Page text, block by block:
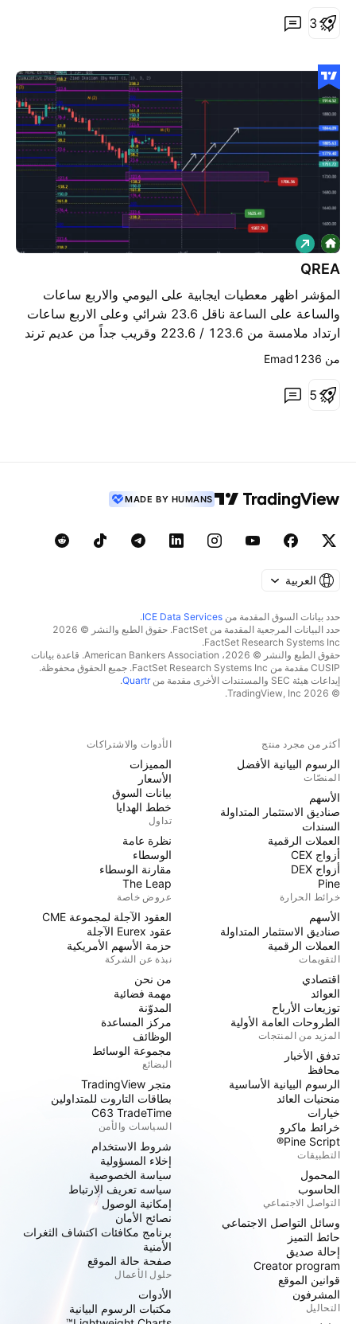
بأول ان شاء الله في حال ظهور معطيات جديدة تغير النظرة
الحالية
3
QREA
المؤشر اظهر معطيات ايجابية على اليومي والاربع ساعات
والساعة على الساعة ناقل 23.6 شرائي وعلى الاربع ساعات
ارتداد ملامسة من 123.6 / 223.6 وقريب جداً من عديم ترند
وعلى الفريم اليومي المعطى وحدة زمنية سابقة مرتكزة على
نتوقع اتجاه صاعد بعيد الامد والاهداف الموضحة على الشارت
التراكمية
ش
ر
ا
من ‎Emad1236‎
5
MADE BY HUMANS
العربية
حدد بيانات السوق المقدمة من ICE Data Services
.
حدد البيانات المرجعية المقدمة من FactSet. حقوق الطبع والنشر © 2026
FactSet Research Systems Inc.
حقوق الطبع والنشر © 2026، American Bankers Association. قاعدة بيانات
CUSIP مقدمة من FactSet Research Systems Inc. جميع الحقوق محفوظة.
إيداعات هيئة SEC والمستندات الأخرى مقدمة من
Quartr
.
© 2026 TradingView, Inc.
أكثر من مجرد منتج
الرسوم البيانية الأفضل
المنصّات
الأسهم
صناديق الاستثمار المتداولة
السندات
العملات الرقمية
أزواج CEX
أزواج DEX
Pine
خرائط الحرارة
الأسهم
صناديق الاستثمار المتداولة
العملات الرقمية
التقويمات
اقتصادي
العوائد
توزيعات الأرباح
الطروحات العامة الأولية
المزيد من المنتجات
تدفق الأخبار
محافظ
الرسوم البيانية الأساسية
منحنيات العائد
خيارات
خرائط ماكرو
Pine Script®
التطبيقات
المحمول
الحاسوب
التواصل الاجتماعي
وسائل التواصل الاجتماعي
حائط التميز
إحالة صديق
Creator program
قوانين الموقع
المشرفون
التحاليل
الأدوات والاشتراكات
المميزات
الأسعار
بيانات السوق
خطط الهدايا
تداول
نظرة عامة
الوسطاء
مقارنة الوسطاء
The Leap
عروض خاصة
العقود الآجلة لمجموعة CME
عقود Eurex الآجلة
حزمة الأسهم الأمريكية
نبذة عن الشركة
من نحن
مهمة فضائية
المدوّنة
مركز المساعدة
الوظائف
مجموعة الوسائط
البضائع
متجر TradingView
بطاقات التاروت للمتداولين
C63 TradeTime
السياسات والأمن
شروط الاستخدام
إخلاء المسؤولية
سياسة الخصوصية
سياسه تعريف الارتباط
إمكانية الوصول
نصائح الأمان
برنامج مكافئات اكتشاف الثغرات
الأمنية
صفحة حالة الموقع
حلول الأعمال
الأدوات
مكتبات الرسوم البيانية